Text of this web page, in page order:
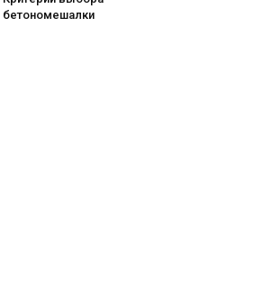
бетономешалки